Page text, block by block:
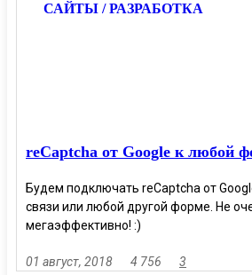
САЙТЫ / РАЗРАБОТКА
reCaptcha от Google к любой
Будем подключать reCaptcha от
связи или любой другой форме. Не
мегаэффективно! :)
01 август, 2018 4 756 3